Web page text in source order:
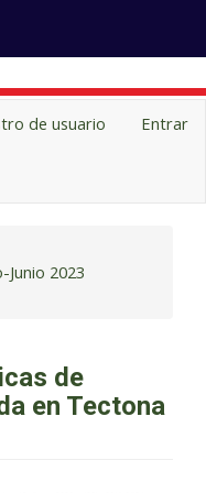
de usuario Entrar
Junio 2023
de
en Tectona